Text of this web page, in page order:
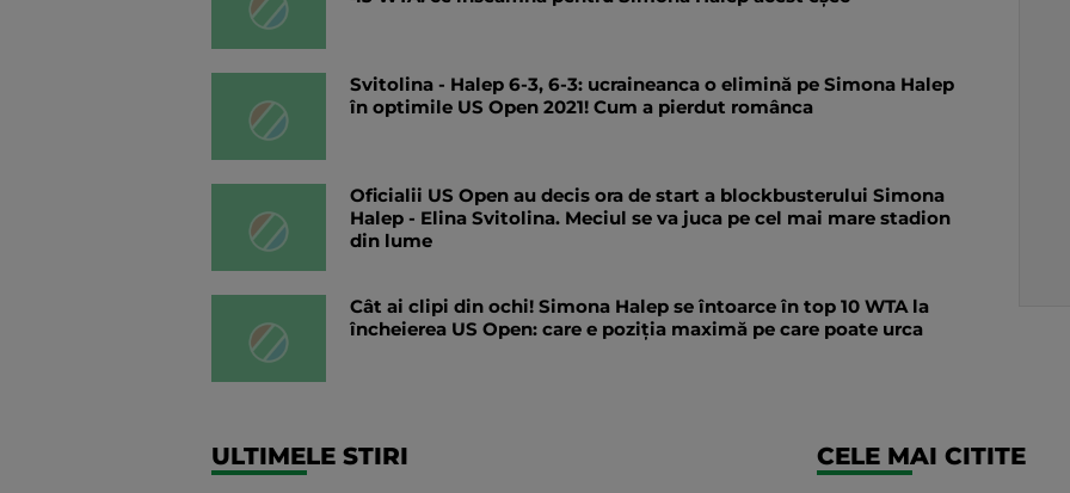
Svitolina - Halep 6-3, 6-3: ucraineanca o elimină pe Simona Halep
în optimile US Open 2021! Cum a pierdut românca
Oficialii US Open au decis ora de start a blockbusterului Simona
Halep - Elina Svitolina. Meciul se va juca pe cel mai mare stadion
din lume
Cât ai clipi din ochi! Simona Halep se întoarce în top 10 WTA la
încheierea US Open: care e poziția maximă pe care poate urca
ULTIMELE STIRI CELE MAI CITITE